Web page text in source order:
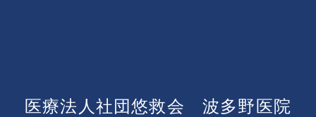
医療法人社団悠救会 波多野医院